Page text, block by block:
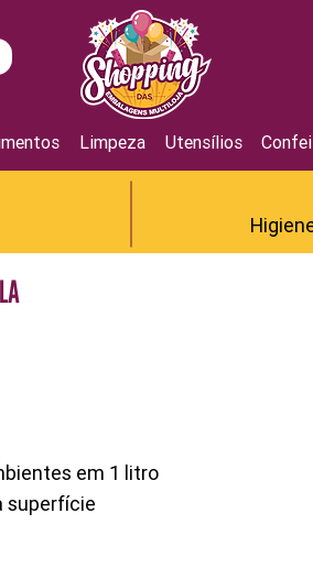
Limpeza Utensílios
em 1 litro
superfície